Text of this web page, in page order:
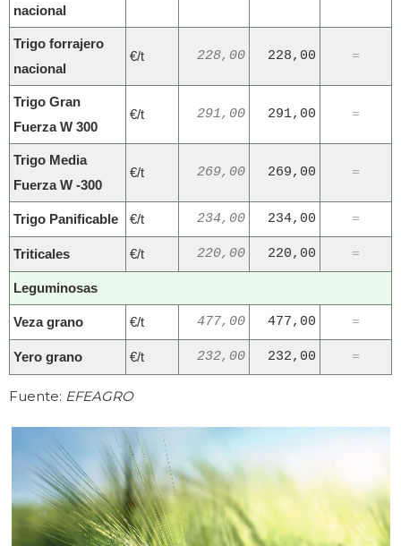
nacional
Trigo forrajero
nacional
€/t 228,00 228,00 =
Trigo Gran
Fuerza W 300
€/t 291,00 291,00 =
Trigo Media
Fuerza W -300
€/t 269,00 269,00 =
Trigo Panificable €/t 234,00 234,00 =
Triticales €/t 220,00 220,00 =
Leguminosas
Veza grano €/t 477,00 477,00 =
Yero grano €/t 232,00 232,00 =
Fuente: EFEAGRO